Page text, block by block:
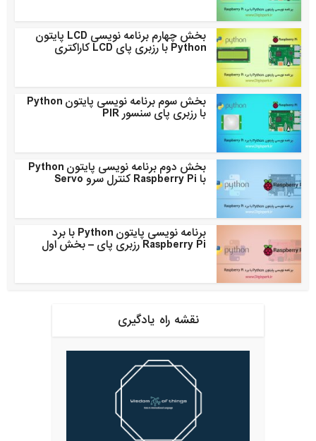
بخش چهارم برنامه نویسی LCD پایتون
Python با رزبری پای LCD کاراکتری
بخش سوم برنامه نویسی پایتون Python
با رزبری پای سنسور PIR
بخش دوم برنامه نویسی پایتون Python
با Raspberry Pi کنترل سرو Servo
برنامه نویسی پایتون Python با برد
Raspberry Pi رزبری پای – بخش اول
نقشه راه یادگیری